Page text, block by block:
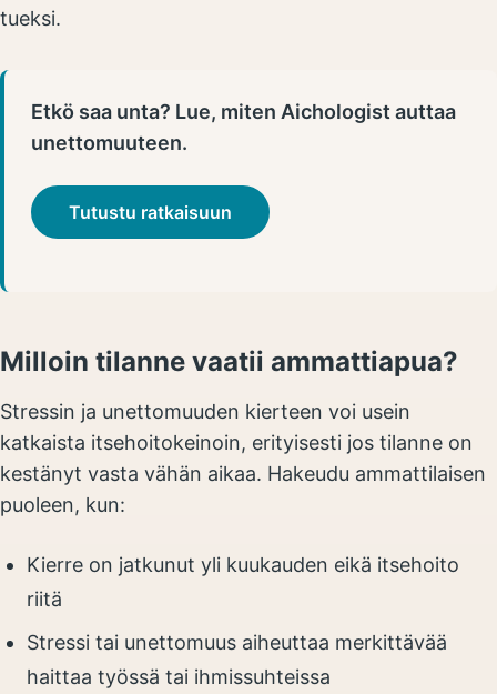
tueksi.
Etkö saa unta? Lue, miten Aichologist auttaa
unettomuuteen.
Tutustu ratkaisuun
Milloin tilanne vaatii ammattiapua?
Stressin ja unettomuuden kierteen voi usein
katkaista itsehoitokeinoin, erityisesti jos tilanne on
kestänyt vasta vähän aikaa. Hakeudu ammattilaisen
puoleen, kun:
Kierre on jatkunut yli kuukauden eikä itsehoito
riitä
Stressi tai unettomuus aiheuttaa merkittävää
haittaa työssä tai ihmissuhteissa